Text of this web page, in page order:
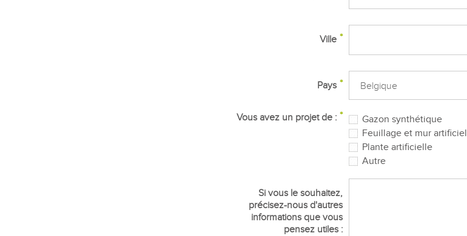
Ville
Pays
Vous avez un projet de :
Gazon synthétique
Feuillage et mur artificiel
Plante artificielle
Autre
Si vous le souhaitez,
précisez-nous d'autres
informations que vous
pensez utiles :